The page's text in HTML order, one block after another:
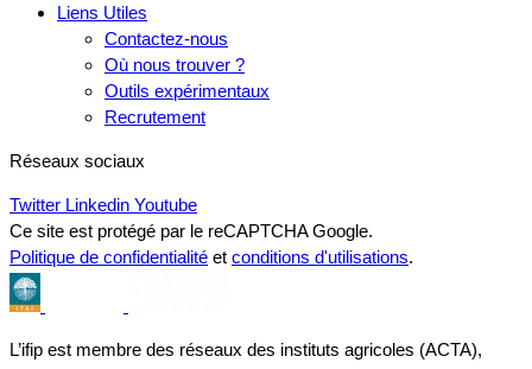
Liens Utiles
Contactez-nous
Où nous trouver ?
Outils expérimentaux
Recrutement
Réseaux sociaux
Twitter Linkedin Youtube
Ce site est protégé par le reCAPTCHA Google.
Politique de confidentialité et conditions d'utilisations.
L’ifip est membre des réseaux des instituts agricoles (ACTA),